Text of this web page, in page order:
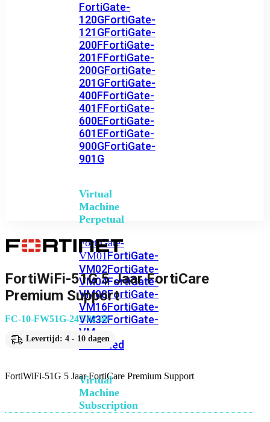
FortiGate-
120GFortiGate-
121GFortiGate-
200FFortiGate-
201FFortiGate-
200GFortiGate-
201GFortiGate-
400FFortiGate-
401FFortiGate-
600EFortiGate-
601EFortiGate-
900GFortiGate-
901G
Virtual
Machine
Perpetual
FortiGate-
VM01FortiGate-
VM02FortiGate-
VM04FortiGate-
VM08FortiGate-
VM16FortiGate-
VM32FortiGate-
VM
Unlimited
Virtual
Machine
Subscription
FortiWiFi-51G 5 Jaar FortiCare
Premium Support
FC-10-FW51G-247-02-60
Levertijd: 4 - 10 dagen
FortiWiFi-51G 5 Jaar FortiCare Premium Support